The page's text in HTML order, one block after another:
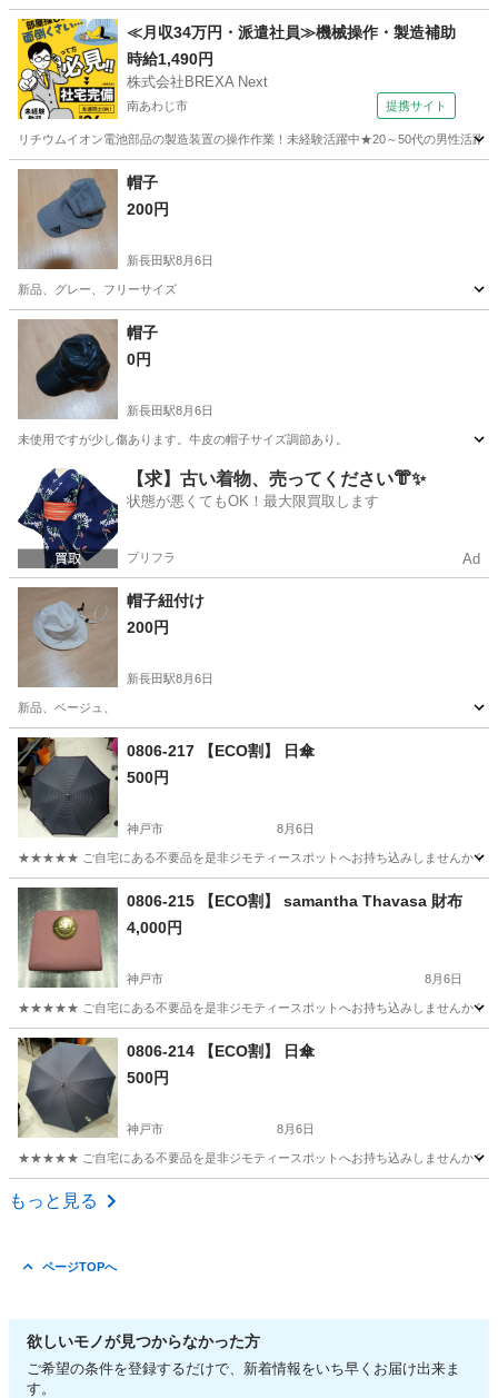
兵庫 神戸市 新長田駅 小物 ホワイト
≪月収34万円・派遣社員≫機械操作・製造補助
時給1,490円
株式会社BREXA Next
南あわじ市 提携サイト
リチウムイオン電池部品の製造装置の操作作業！未経験活躍中★20～50代の男性活
兵庫 南あわじ市帽子
200円
新長田駅8月6日
新品、グレー、フリーサイズ
兵庫 神戸市 新長田駅
帽子
0円
新長田駅8月6日
未使用ですが少し傷あります。牛皮の帽子サイズ調節あり。
兵庫 神戸市 新長田駅 小物
【求】古い着物、売ってください👘✨
状態が悪くてもOK！最大限買取します
プリフラ Ad
帽子紐付け
200円
新長田駅8月6日
新品、ベージュ、
兵庫 神戸市
0806-217 【ECO割】 日傘
500円
神戸市 8月6日
★★★★★ ご自宅にある不要品を是非ジモティースポットへお持ち込みしませんか？
兵庫 神戸市 日傘
0806-215 【ECO割】 samantha Thavasa 財布
4,000円
神戸市 8月6日
★★★★★ ご自宅にある不要品を是非ジモティースポットへお持ち込みしませんか？
兵庫 神戸市 スポット
0806-214 【ECO割】 日傘
500円
神戸市 8月6日
★★★★★ ご自宅にある不要品を是非ジモティースポットへお持ち込みしませんか？
兵庫 神戸市
もっと見る
ページTOPへ
欲しいモノが見つからなかった方
ご希望の条件を登録するだけで、新着情報をいち早くお届け出来ま
す。